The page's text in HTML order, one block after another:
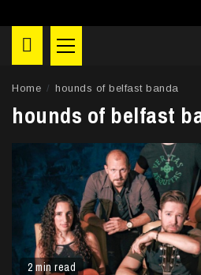
Primary
Menu
Home hounds of belfast banda
hounds of belfast
2 min read